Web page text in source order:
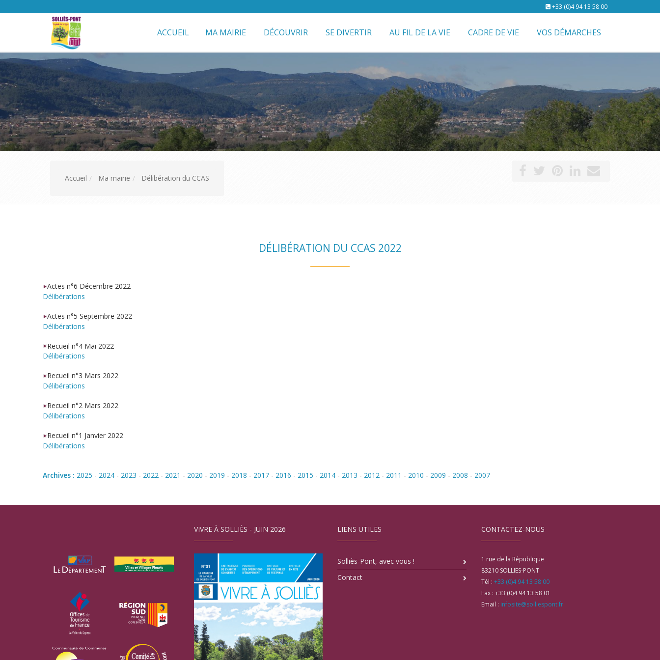
+33 (0)4 94 13 58 00
ACCUEIL MA MAIRIE DÉCOUVRIR SE DIVERTIR AU FIL DE LA VIE CADRE DE VIE VOS DÉMARCHES
Accueil Ma mairie Délibération du CCAS
DÉLIBÉRATION DU CCAS 2022
Actes n°6 Décembre 2022
Délibérations
Actes n°5 Septembre 2022
Délibérations
Recueil n°4 Mai 2022
Délibérations
Recueil n°3 Mars 2022
Délibérations
Recueil n°2 Mars 2022
Délibérations
Recueil n°1 Janvier 2022
Délibérations
Archives : 2025 - 2024 - 2023 - 2022 - 2021 - 2020 - 2019 - 2018 - 2017 - 2016 - 2015 - 2014 - 2013 - 2012 - 2011 - 2010 - 2009 - 2008 - 2007
VIVRE À SOLLIÈS - JUIN 2026 LIENS UTILES
Solliès-Pont, avec vous !
Contact
CONTACTEZ-NOUS
1 rue de la République
83210 SOLLIES-PONT
Tél : +33 (0)4 94 13 58 00
Fax : +33 (0)4 94 13 58 01
Email : infosite@solliespont.fr